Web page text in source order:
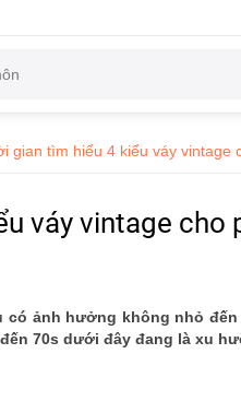
gian tìm hiểu 4 kiểu váy vintage
váy vintage cho
ảnh hưởng không nhỏ
70s dưới đây đang là xu